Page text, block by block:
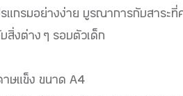
แกรมอย่างง่าย บูรณาการกับสาระที่
สิ่งต่าง ๆ รอบตัวเด็ก
าษแข็ง ขนาด A4